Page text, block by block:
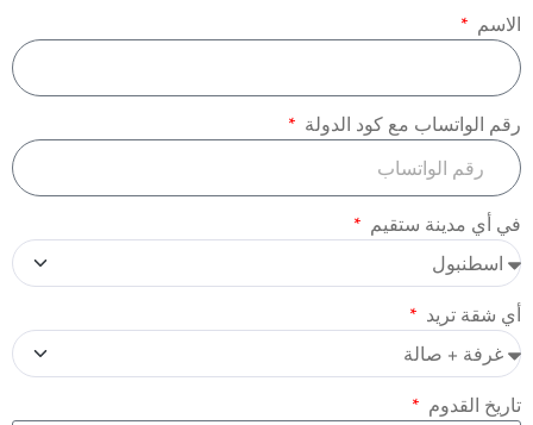
الاسم
رقم الواتساب مع كود الدولة
في أي مدينة ستقيم
أي شقة تريد
تاريخ القدوم